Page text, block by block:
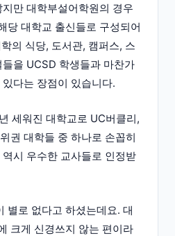
만 대학부설어학원의 경우
당 대학교 출신들로 구성되어
의 식당, 도서관, 캠퍼스, 스
을 UCSD 학생들과 마찬가
다는 장점이 있습니다.
세워진 대학교로 UC버클리,
권 대학들 중 하나로 손꼽히
시 우수한 교사들로 인정받
별로 없다고 하셨는데요. 대
크게 신경쓰지 않는 편이라